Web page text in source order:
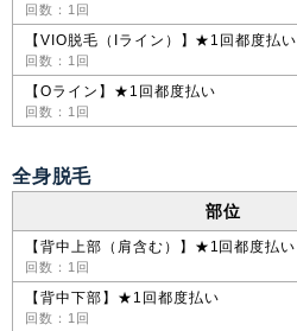
回数：1回
【VIO脱毛（Iライン）】★1回都度払い
回数：1回
【Oライン】★1回都度払い
回数：1回
全身脱毛
部位
【背中上部（肩含む）】★1回都度払い
回数：1回
【背中下部】★1回都度払い
回数：1回